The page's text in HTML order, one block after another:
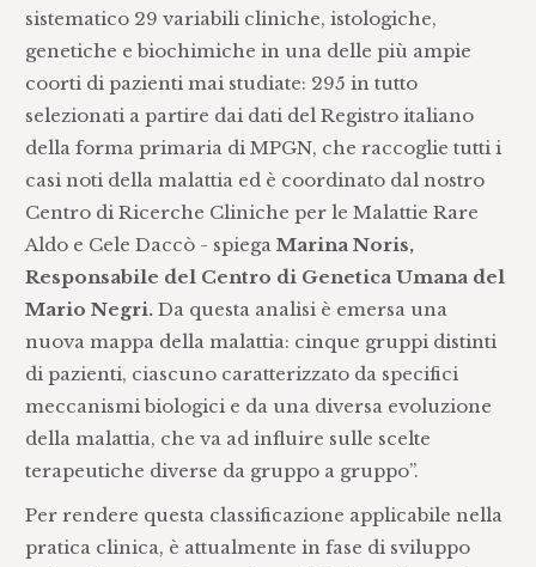
sistematico 29 variabili cliniche, istologiche,
genetiche e biochimiche in una delle più ampie
coorti di pazienti mai studiate: 295 in tutto
selezionati a partire dai dati del Registro italiano
della forma primaria di MPGN, che raccoglie tutti i
casi noti della malattia ed è coordinato dal nostro
Centro di Ricerche Cliniche per le Malattie Rare
Aldo e Cele Daccò - spiegaMarina Noris,
Responsabile del Centro di Genetica Umana del
Mario Negri. Da questa analisi è emersa una
nuova mappa della malattia: cinque gruppi distinti
di pazienti, ciascuno caratterizzato da specifici
meccanismi biologici e da una diversa evoluzione
della malattia, che va ad influire sulle scelte
terapeutiche diverse da gruppo a gruppo”.
Per rendere questa classificazione applicabile nella
pratica clinica, è attualmente in fase di sviluppo